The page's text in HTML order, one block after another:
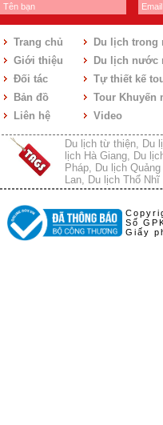
Trang chủ
Giới thiệu
Đối tác
Bản đồ
Liên hệ
Du lịch trong
Du lịch nước
Tự thiết kế
Tour Khuyến
Video
Du lịch từ thiện, Du
lịch Hà Giang, Du
Pháp, Du lịch Quảng
Lan, Du lịch Thổ Nhĩ
Số
Giấy